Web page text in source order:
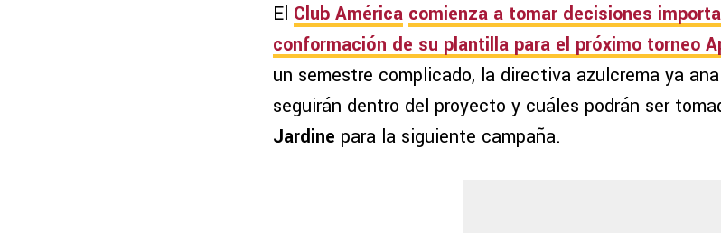
El Club América comienza a tomar decisiones
conformación de su plantilla para el próximo torneo
un semestre complicado, la directiva azulcrema ya
seguirán dentro del proyecto y cuáles podrán ser
Jardine para la siguiente campaña.